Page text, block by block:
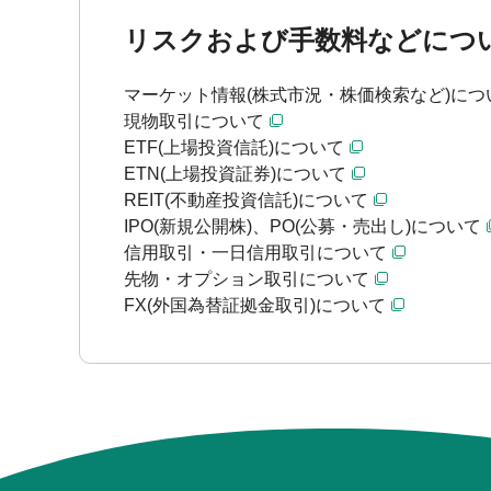
リスクおよび手数料などにつ
マーケット情報(株式市況・株価検索など)につ
現物取引について
ETF(上場投資信託)について
ETN(上場投資証券)について
REIT(不動産投資信託)について
IPO(新規公開株)、PO(公募・売出し)について
信用取引・一日信用取引について
先物・オプション取引について
FX(外国為替証拠金取引)について